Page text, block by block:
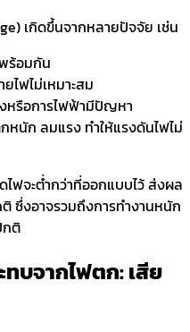
เกิดขึ้นจากหลายปัจจัย เช่น
ร้อมกัน
ไฟไม่เหมาะสม
หรือการไฟฟ้ามีปัญหา
นัก ลมแรง ทำให้แรงดันไฟไม่
ฟจะต่ำกว่าที่ออกแบบไว้ ส่งผล
ซึ่งอาจรวมถึงการทำงานหนัก
กติ
บจากไฟตก: เสีย